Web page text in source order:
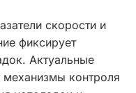
скорости и
фиксирует
Актуальные
механизмы контроля